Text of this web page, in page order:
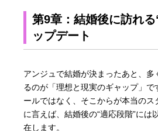
第9章：結婚後に訪れ
ップデート
アンジュで結婚が決まったあと、多
るのが「理想と現実のギャップ」
ールではなく、そこからが本当のス
に言えば、結婚後の“適応段階”には
在します。